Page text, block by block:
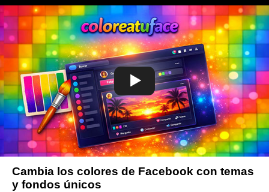
Cambia los colores de Facebook con temas
y fondos únicos